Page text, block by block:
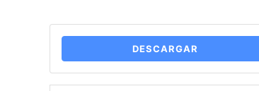
DESCARGAR